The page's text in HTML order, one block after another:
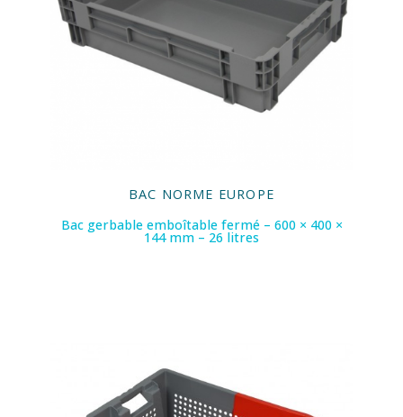
BAC NORME EUROPE
Bac gerbable emboîtable fermé – 600 × 400 ×
144 mm – 26 litres